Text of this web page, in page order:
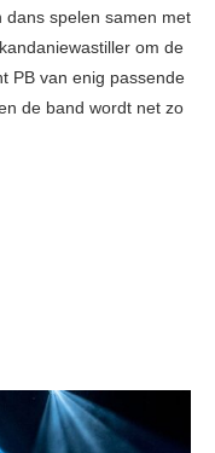
dans spelen samen met
om de
PB van enig passende
de band wordt net zo